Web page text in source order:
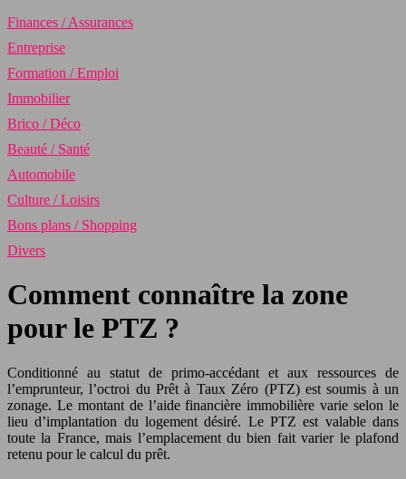
Finances / Assurances
Entreprise
Formation / Emploi
Immobilier
Brico / Déco
Beauté / Santé
Automobile
Culture / Loisirs
Bons plans / Shopping
Divers
Comment connaître la zone
pour le PTZ ?
Conditionné au statut de primo-accédant et aux ressources de
l’emprunteur, l’octroi du Prêt à Taux Zéro (PTZ) est soumis à un
zonage. Le montant de l’aide financière immobilière varie selon le
lieu d’implantation du logement désiré. Le PTZ est valable dans
toute la France, mais l’emplacement du bien fait varier le plafond
retenu pour le calcul du prêt.